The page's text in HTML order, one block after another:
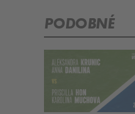
PODOBNÉ